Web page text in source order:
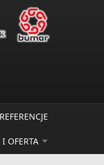
REFERENCJE
OFERTA